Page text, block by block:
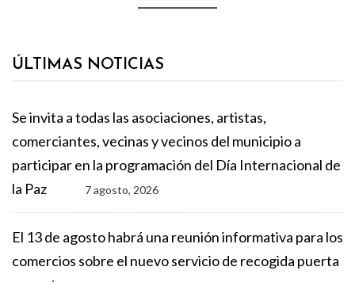
ÚLTIMAS NOTICIAS
Se invita a todas las asociaciones, artistas,
comerciantes, vecinas y vecinos del municipio a
participar en la programación del Día Internacional de
la Paz
7 agosto, 2026
El 13 de agosto habrá una reunión informativa para los
comercios sobre el nuevo servicio de recogida puerta